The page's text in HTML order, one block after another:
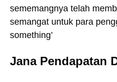
sememangnya telah
semangat untuk para
something’
Jana Pendapatan